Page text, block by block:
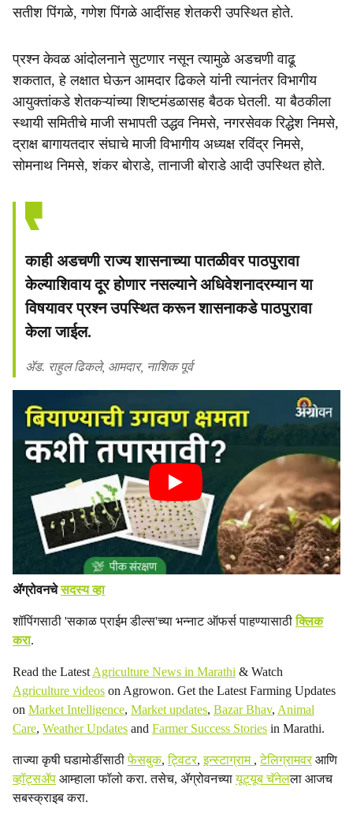
सतीश पिंगळे, गणेश पिंगळे आदींसह शेतकरी उपस्थित होते.
प्रश्न केवळ आंदोलनाने सुटणार नसून त्यामुळे अडचणी वाढू
शकतात, हे लक्षात घेऊन आमदार ढिकले यांनी त्यानंतर विभागीय
आयुक्तांकडे शेतकऱ्यांच्या शिष्टमंडळासह बैठक घेतली. या बैठकीला
स्थायी समितीचे माजी सभापती उद्धव निमसे, नगरसेवक रिद्धेश निमसे,
द्राक्ष बागायतदार संघाचे माजी विभागीय अध्यक्ष रविंद्र निमसे,
सोमनाथ निमसे, शंकर बोराडे, तानाजी बोराडे आदी उपस्थित होते.
काही अडचणी राज्य शासनाच्या पातळीवर पाठपुरावा
केल्याशिवाय दूर होणार नसल्याने अधिवेशनादरम्यान या
विषयावर प्रश्न उपस्थित करून शासनाकडे पाठपुरावा
केला जाईल.
ॲड. राहुल ढिकले, आमदार, नाशिक पूर्व
ॲग्रोवनचेसदस्य व्हा
शॉपिंगसाठी 'सकाळ प्राईम डील्स'च्या भन्नाट ऑफर्स पाहण्यासाठीक्लिक
करा.
Read the Latest Agriculture News in Marathi & Watch
Agriculture videos on Agrowon. Get the Latest Farming Updates
on Market Intelligence, Market updates, Bazar Bhav, Animal
Care, Weather Updates and Farmer Success Stories in Marathi.
ताज्या कृषी घडामोडींसाठीफेसबुक,ट्विटर,इन्स्टाग्राम ,टेलिग्रामवरआणि
व्हॉट्सॲप आम्हाला फॉलो करा. तसेच, ॲग्रोवनच्यायूट्यूब चॅनेलला आजच
सबस्क्राइब करा.